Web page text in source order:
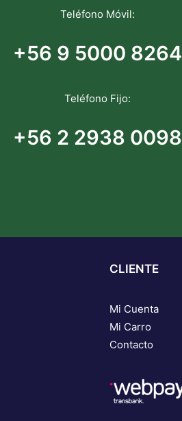
Teléfono Móvil:
+56 9 5000 8264
Teléfono Fijo:
+56 2 2938 0098
CLIENTE
Mi Cuenta
Mi Carro
Contacto